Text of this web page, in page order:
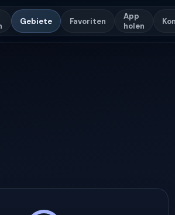
Gebiete Favoriten
App
holen